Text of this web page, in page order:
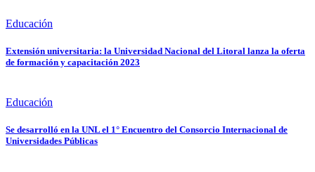
Educación
Extensión universitaria: la Universidad Nacional del Litoral lanza la oferta
de formación y capacitación 2023
Educación
Se desarrolló en la UNL el 1° Encuentro del Consorcio Internacional de
Universidades Públicas